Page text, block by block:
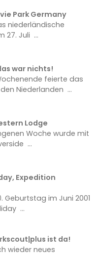
Park Germany
niederländische
27. Juli ...
war nichts!
feierte das
Niederlanden ...
Lodge
Woche wurde mit
...
Expedition
Geburtstag im Juni 2001
...
ist da!
wieder neues